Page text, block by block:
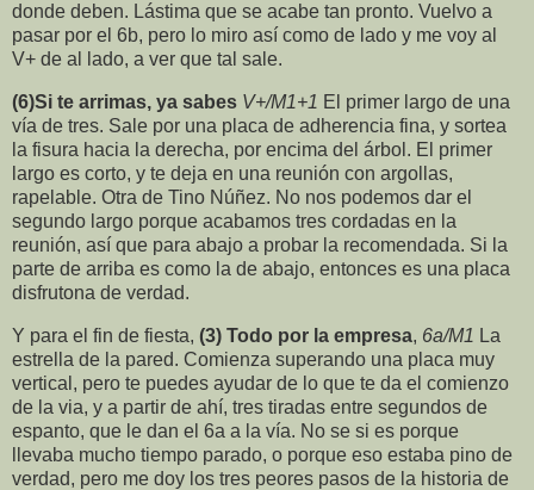
donde deben. Lástima que se acabe tan pronto. Vuelvo a
pasar por el 6b, pero lo miro así como de lado y me voy al
V+ de al lado, a ver que tal sale.
(6)Si te arrimas, ya sabes V+/M1+1 El primer largo de una
vía de tres. Sale por una placa de adherencia fina, y sortea
la fisura hacia la derecha, por encima del árbol. El primer
largo es corto, y te deja en una reunión con argollas,
rapelable. Otra de Tino Núñez. No nos podemos dar el
segundo largo porque acabamos tres cordadas en la
reunión, así que para abajo a probar la recomendada. Si la
parte de arriba es como la de abajo, entonces es una placa
disfrutona de verdad.
Y para el fin de fiesta, (3) Todo por la empresa, 6a/M1 La
estrella de la pared. Comienza superando una placa muy
vertical, pero te puedes ayudar de lo que te da el comienzo
de la via, y a partir de ahí, tres tiradas entre segundos de
espanto, que le dan el 6a a la vía. No se si es porque
llevaba mucho tiempo parado, o porque eso estaba pino de
verdad, pero me doy los tres peores pasos de la historia de